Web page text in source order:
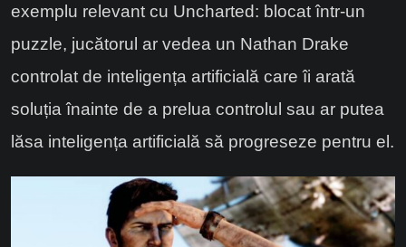
exemplu relevant cu Uncharted: blocat într-un
puzzle, jucătorul ar vedea un Nathan Drake
controlat de inteligența artificială care îi arată
soluția înainte de a prelua controlul sau ar putea
lăsa inteligența artificială să progreseze pentru el.